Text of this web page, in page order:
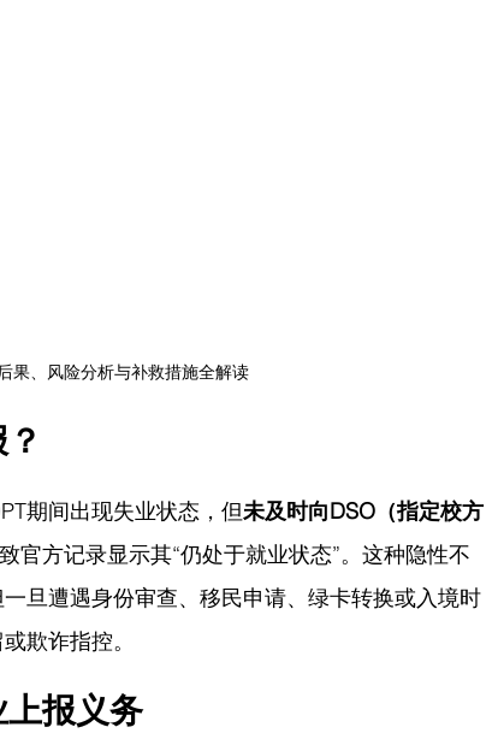
果、风险分析与补救措施全解读
期间出现失业状态，但未及时向DSO（指定校方
官方记录显示其“仍处于就业状态”。这种隐性不
旦遭遇身份审查、移民申请、绿卡转换或入境时
欺诈指控。
报义务